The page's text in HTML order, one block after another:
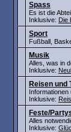
Spass
Es ist die
Inklusive: Die
Sport
Fußball,
Musik
Alles, was in
Inklusive:
Reisen und
Inklusive:
Feste/
Alles
Inklusive: